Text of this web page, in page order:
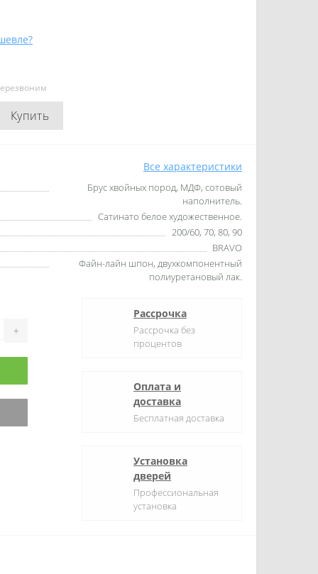
Купить
Все характеристики
Брус хвойных пород, МДФ, сотовый
наполнитель.
Сатинато белое художественное.
200/60, 70, 80, 90
BRAVO
Файн-лайн шпон, двухкомпонентный
полиуретановый лак.
+
Рассрочка
Рассрочка без
процентов
Оплата и
доставка
Бесплатная доставка
Установка
дверей
Профессиональная
установка